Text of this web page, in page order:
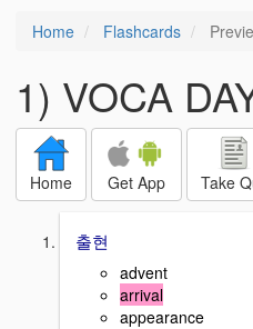
Home Flashcards
1) VOCA
Home Get App Take
출현
advent
arrival
appearance